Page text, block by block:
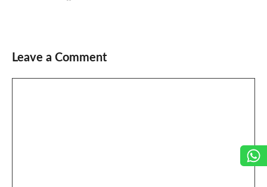
Leave a Comment